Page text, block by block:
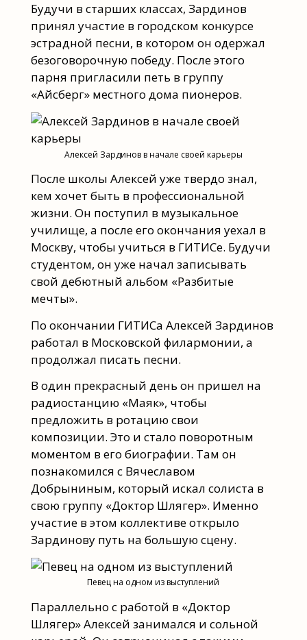
Будучи в старших классах, Зардинов
принял участие в городском конкурсе
эстрадной песни, в котором он одержал
безоговорочную победу. После этого
парня пригласили петь в группу
«Айсберг» местного дома пионеров.
Алексей Зардинов в начале своей карьеры
После школы Алексей уже твердо знал,
кем хочет быть в профессиональной
жизни. Он поступил в музыкальное
училище, а после его окончания уехал в
Москву, чтобы учиться в ГИТИСе. Будучи
студентом, он уже начал записывать
свой дебютный альбом «Разбитые
мечты».
По окончании ГИТИСа Алексей Зардинов
работал в Московской филармонии, а
продолжал писать песни.
В один прекрасный день он пришел на
радиостанцию «Маяк», чтобы
предложить в ротацию свои
композиции. Это и стало поворотным
моментом в его биографии. Там он
познакомился с Вячеславом
Добрыниным, который искал солиста в
свою группу «Доктор Шлягер». Именно
участие в этом коллективе открыло
Зардинову путь на большую сцену.
Певец на одном из выступлений
Параллельно с работой в «Доктор
Шлягер» Алексей занимался и сольной